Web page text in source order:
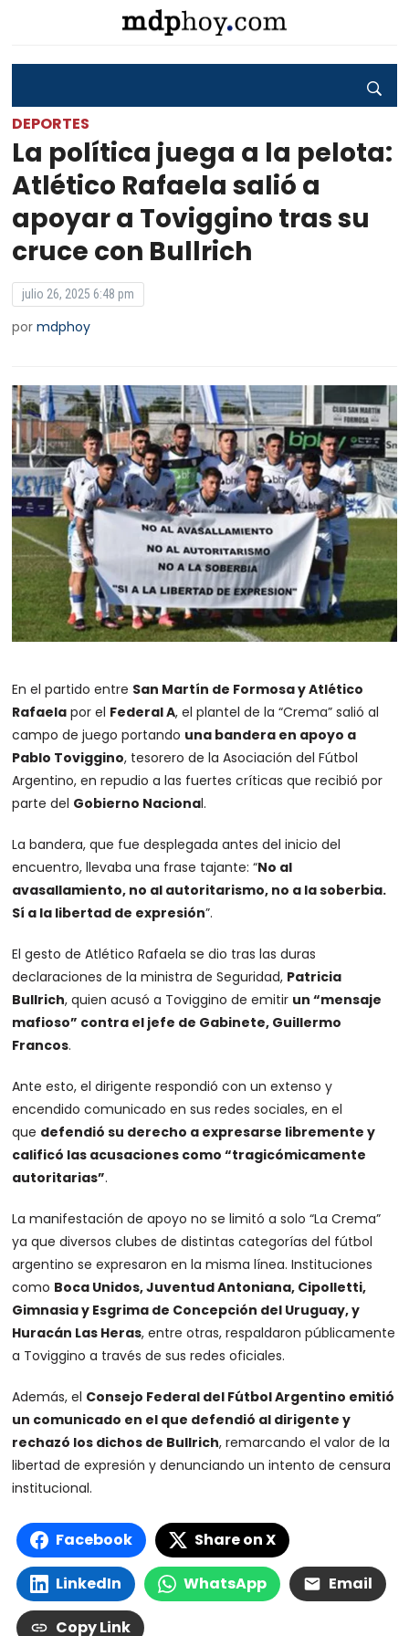
DEPORTES
La política juega a la pelota:
Atlético Rafaela salió a
apoyar a Toviggino tras su
cruce con Bullrich
julio 26, 2025 6:48 pm
pormdphoy
En el partido entre San Martín de Formosa y Atlético
Rafaela por el Federal A, el plantel de la “Crema” salió al
campo de juego portando una bandera en apoyo a
Pablo Toviggino, tesorero de la Asociación del Fútbol
Argentino, en repudio a las fuertes críticas que recibió por
parte del Gobierno Nacional.
La bandera, que fue desplegada antes del inicio del
encuentro, llevaba una frase tajante: “No al
avasallamiento, no al autoritarismo, no a la soberbia.
Sí a la libertad de expresión”.
El gesto de Atlético Rafaela se dio tras las duras
declaraciones de la ministra de Seguridad, Patricia
Bullrich, quien acusó a Toviggino de emitir un “mensaje
mafioso” contra el jefe de Gabinete, Guillermo
Francos.
Ante esto, el dirigente respondió con un extenso y
encendido comunicado en sus redes sociales, en el
que defendió su derecho a expresarse libremente y
calificó las acusaciones como “tragicómicamente
autoritarias”.
La manifestación de apoyo no se limitó a solo “La Crema”
ya que diversos clubes de distintas categorías del fútbol
argentino se expresaron en la misma línea. Instituciones
como Boca Unidos, Juventud Antoniana, Cipolletti,
Gimnasia y Esgrima de Concepción del Uruguay, y
Huracán Las Heras, entre otras, respaldaron públicamente
a Toviggino a través de sus redes oficiales.
Además, el Consejo Federal del Fútbol Argentino emitió
un comunicado en el que defendió al dirigente y
rechazó los dichos de Bullrich, remarcando el valor de la
libertad de expresión y denunciando un intento de censura
institucional.
Facebook Share on X
LinkedIn WhatsApp Email
Copy Link